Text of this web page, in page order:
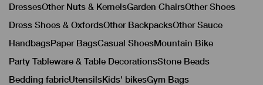
DressesOther Nuts & KernelsGarden ChairsOther Shoes
Dress Shoes & OxfordsOther BackpacksOther Sauce
HandbagsPaper BagsCasual ShoesMountain Bike
Party Tableware & Table DecorationsStone Beads
Bedding fabricUtensilsKids' bikesGym Bags